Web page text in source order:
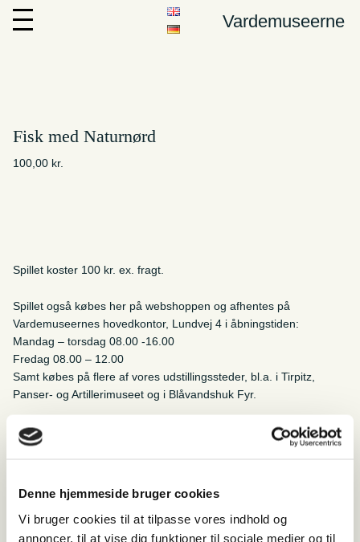
Denne hjemmeside bruger cookies
Vi bruger cookies til at tilpasse vores indhold og
annoncer, til at vise dig funktioner til sociale medier og til
Vardemuseerne
Fisk med Naturnørd
100,00 kr.
Spillet koster 100 kr. ex. fragt.
Spillet også købes her på webshoppen og afhentes på
Vardemuseernes hovedkontor, Lundvej 4 i åbningstiden:
Mandag – torsdag 08.00 -16.00
Fredag 08.00 – 12.00
Samt købes på flere af vores udstillingssteder, bl.a. i Tirpitz,
Panser- og Artillerimuseet og i Blåvandshuk Fyr.
In stock
Naturnørd
quantity
Add to cart
Category:Kortspil